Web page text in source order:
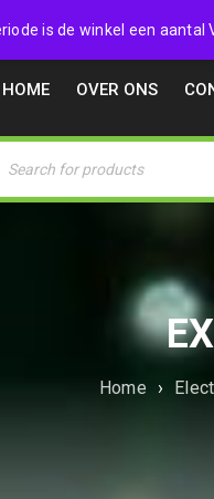
is de winkel een
038 4532357
HOME OVER ONS
Home ›